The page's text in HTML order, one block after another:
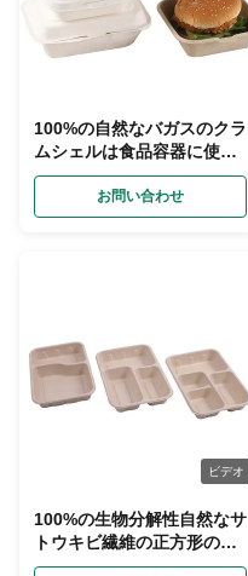
100%の自然なバガスのクラ
ムシェルは食品容器に使い
捨て可能なCompostable取
お問い合わせ
ビデオ
100%の生物分解性自然なサ
トウキビ繊維の正方形の使
い捨て可能な版